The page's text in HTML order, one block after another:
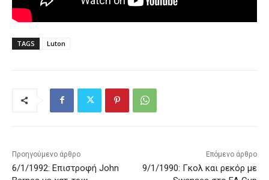
TAGS Luton
Προηγούμενο άρθρο
6/1/1992: Επιστροφή John
Επόμενο άρθρο
9/1/1990: Γκολ και ρεκόρ με